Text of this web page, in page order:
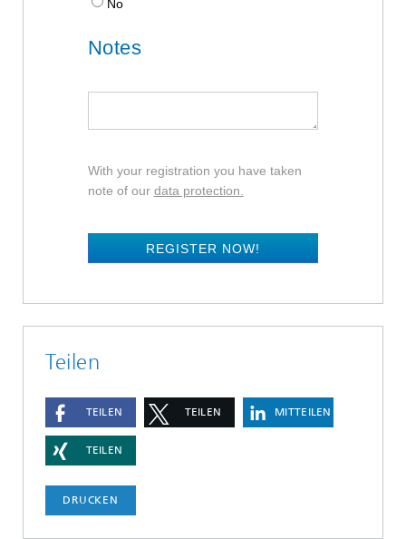
No
Notes
With your registration you have taken
note of our data protection.
REGISTER NOW!
Teilen
TEILEN TEILEN MITTEILEN
TEILEN
DRUCKEN